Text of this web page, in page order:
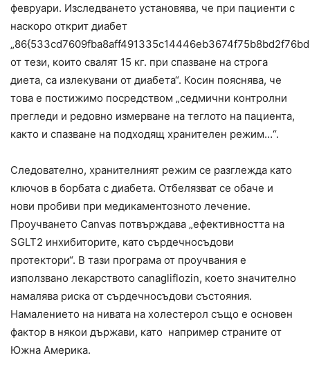
февруари. Изследването установява, че при пациенти с
наскоро открит диабет
от тези, които свалят 15 кг. при спазване на строга
диета, са излекувани от диабета“. Косин пояснява, че
това е постижимо посредством „седмични контролни
прегледи и редовно измерване на теглото на пациента,
както и спазване на подходящ хранителен режим…“.
Следователно, хранителният режим се разглежда като
ключов в борбата с диабета. Отбелязват се обаче и
нови пробиви при медикаментозното лечение.
Проучването Canvas потвърждава „ефективността на
SGLT2 инхибиторите, като сърдечносъдови
протектори“. В тази програма от проучвания е
използвано лекарството canagliflozin, което значително
намалява риска от сърдечносъдови състояния.
Намалението на нивата на холестерол също е основен
фактор в някои държави, като например страните от
Южна Америка.